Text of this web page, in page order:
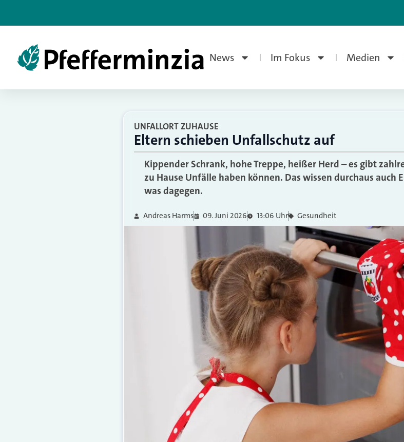
News Im Fokus Medien
UNFALLORT ZUHAUSE
Eltern schieben Unfallschutz auf
Kippender Schrank, hohe Treppe, heißer Herd – es gibt
zu Hause Unfälle haben können. Das wissen durchaus auch
was dagegen.
Andreas Harms 09. Juni 2026 13:06 Uhr Gesundheit